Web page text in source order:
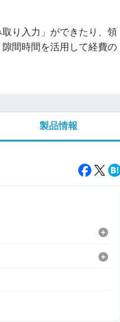
り入力」ができたり、領
間時間を活用して経費の
製品情報